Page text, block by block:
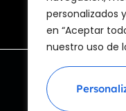
personalizados
en “Aceptar
nuestro uso de